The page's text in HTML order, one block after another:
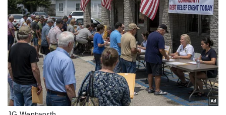
Pháp luật
Vụ án
Tin nóng
Tư vấn luật
Quân sự - Quốc phòng
Vũ khí
Việt Nam
Phân tích